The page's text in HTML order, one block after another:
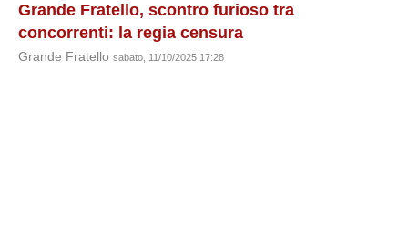
Grande Fratello, scontro furioso tra
concorrenti: la regia censura
Grande Fratello sabato, 11/10/2025 17:28